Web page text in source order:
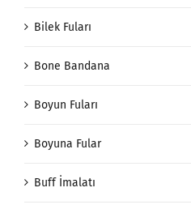
Bilek Fuları
Bone Bandana
Boyun Fuları
Boyuna Fular
Buff İmalatı